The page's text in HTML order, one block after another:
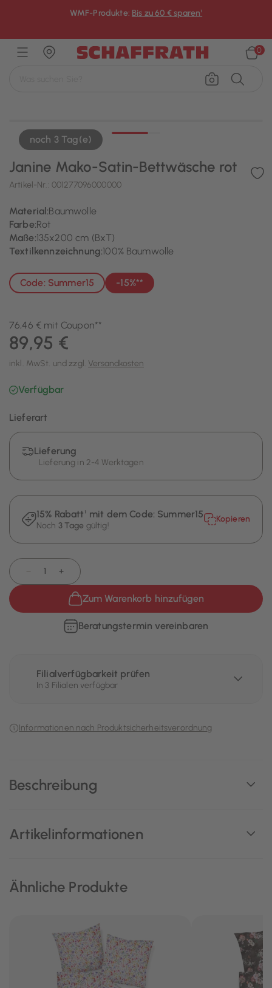
WMF-Produkte: Bis zu 60 € sparen¹
0
noch 3 Tag(e)
Beschreibung
Artikelinformationen
Janine Mako-Satin-Bettwäsche rot
Artikel-Nr.: 001277096000000
Material:Baumwolle
Farbe:Rot
Maße:135x200 cm (BxT)
Textilkennzeichnung:100% Baumwolle
Code: Summer15 -15%**
76,46 € mit Coupon**
89,95 €
inkl. MwSt. und zzgl. Versandkosten
Verfügbar
Lieferart
Lieferung
Lieferung in 2-4 Werktagen
15% Rabatt¹ mit dem Code: Summer15
Noch 3 Tage gültig!
Kopieren
+
Zum Warenkorb hinzufügen
Beratungstermin vereinbaren
Filialverfügbarkeit prüfen
In 3 Filialen verfügbar
Informationen nach Produktsicherheitsverordnung